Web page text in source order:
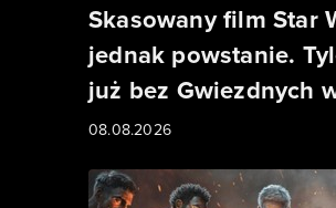
Skasowany film Star
jednak powstanie.
już bez Gwiezdnych
08.08.2026